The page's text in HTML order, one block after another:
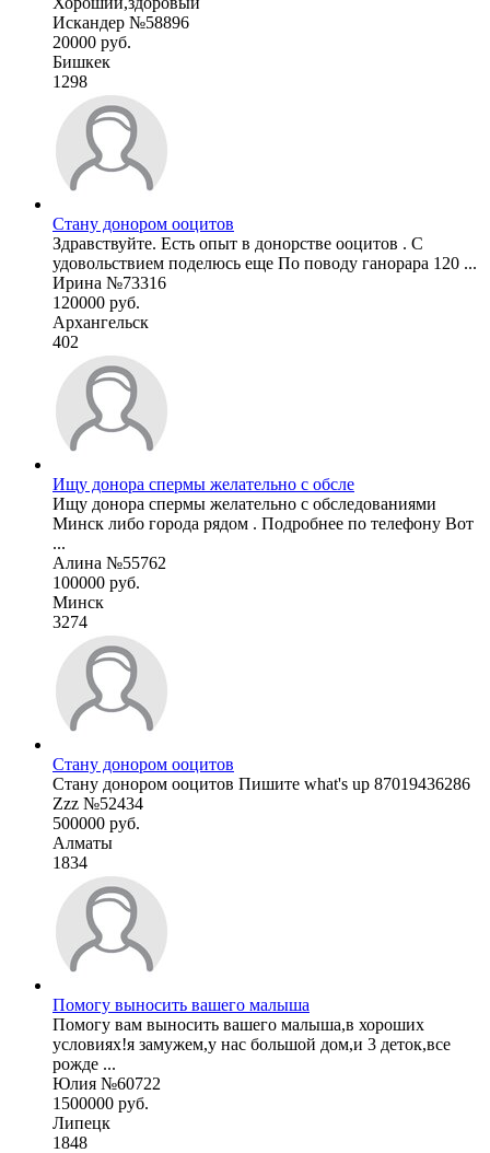
Искандер №58896
20000 руб.
Бишкек
1298
Стану донором ооцитов
Здравствуйте. Есть опыт в донорстве ооцитов . С
удовольствием поделюсь еще По поводу ганорара 120 ...
Ирина №73316
120000 руб.
Архангельск
402
Ищу донора спермы желательно с обсле
Ищу донора спермы желательно с обследованиями
Минск либо города рядом . Подробнее по телефону Вот
...
Алина №55762
100000 руб.
Минск
3274
Стану донором ооцитов
Стану донором ооцитов Пишите what's up 87019436286
Zzz №52434
500000 руб.
Алматы
1834
Помогу выносить вашего малыша
Помогу вам выносить вашего малыша,в хороших
условиях!я замужем,у нас большой дом,и 3 деток,все
рожде ...
Юлия №60722
1500000 руб.
Липецк
1848